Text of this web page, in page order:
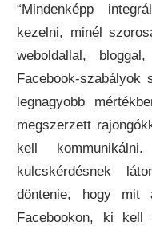
“Mindenképp
kezelni, minél
weboldallal,
Facebook-szabályok
legnagyobb
megszerzett
kell
kulcskérdésnek
döntenie, hogy mit
Facebookon, ki kell